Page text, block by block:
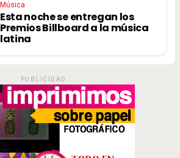
Música
Esta noche se entregan los
Premios Billboard a la música
latina
PUBLICIDAD